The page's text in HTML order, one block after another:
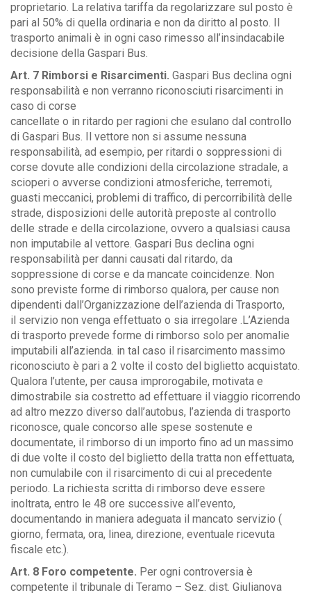
proprietario. La relativa tariffa da regolarizzare sul posto è
pari al 50% di quella ordinaria e non da diritto al posto. Il
trasporto animali è in ogni caso rimesso all’insindacabile
decisione della Gaspari Bus.
Art. 7 Rimborsi e Risarcimenti. Gaspari Bus declina ogni
responsabilità e non verranno riconosciuti risarcimenti in
caso di corse
cancellate o in ritardo per ragioni che esulano dal controllo
di Gaspari Bus. Il vettore non si assume nessuna
responsabilità, ad esempio, per ritardi o soppressioni di
corse dovute alle condizioni della circolazione stradale, a
scioperi o avverse condizioni atmosferiche, terremoti,
guasti meccanici, problemi di traffico, di percorribilità delle
strade, disposizioni delle autorità preposte al controllo
delle strade e della circolazione, ovvero a qualsiasi causa
non imputabile al vettore. Gaspari Bus declina ogni
responsabilità per danni causati dal ritardo, da
soppressione di corse e da mancate coincidenze. Non
sono previste forme di rimborso qualora, per cause non
dipendenti dall’Organizzazione dell’azienda di Trasporto,
il servizio non venga effettuato o sia irregolare .L’Azienda
di trasporto prevede forme di rimborso solo per anomalie
imputabili all’azienda. in tal caso il risarcimento massimo
riconosciuto è pari a 2 volte il costo del biglietto acquistato.
Qualora l’utente, per causa improrogabile, motivata e
dimostrabile sia costretto ad effettuare il viaggio ricorrendo
ad altro mezzo diverso dall’autobus, l’azienda di trasporto
riconosce, quale concorso alle spese sostenute e
documentate, il rimborso di un importo fino ad un massimo
di due volte il costo del biglietto della tratta non effettuata,
non cumulabile con il risarcimento di cui al precedente
periodo. La richiesta scritta di rimborso deve essere
inoltrata, entro le 48 ore successive all’evento,
documentando in maniera adeguata il mancato servizio (
giorno, fermata, ora, linea, direzione, eventuale ricevuta
fiscale etc.).
Art. 8 Foro competente. Per ogni controversia è
competente il tribunale di Teramo – Sez. dist. Giulianova